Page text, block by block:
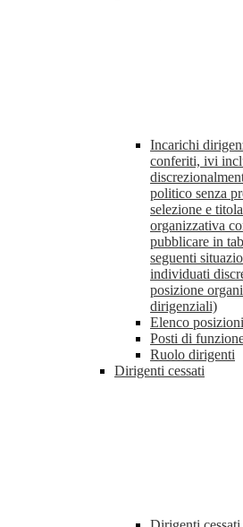
Incarichi
conferiti, ivi
politico senza
selezione e
organizzativa
pubblicare in
seguenti
individuati
posizione
dirigenziali)
Elenco
Posti di
Ruolo dirigenti
Dirigenti cessati